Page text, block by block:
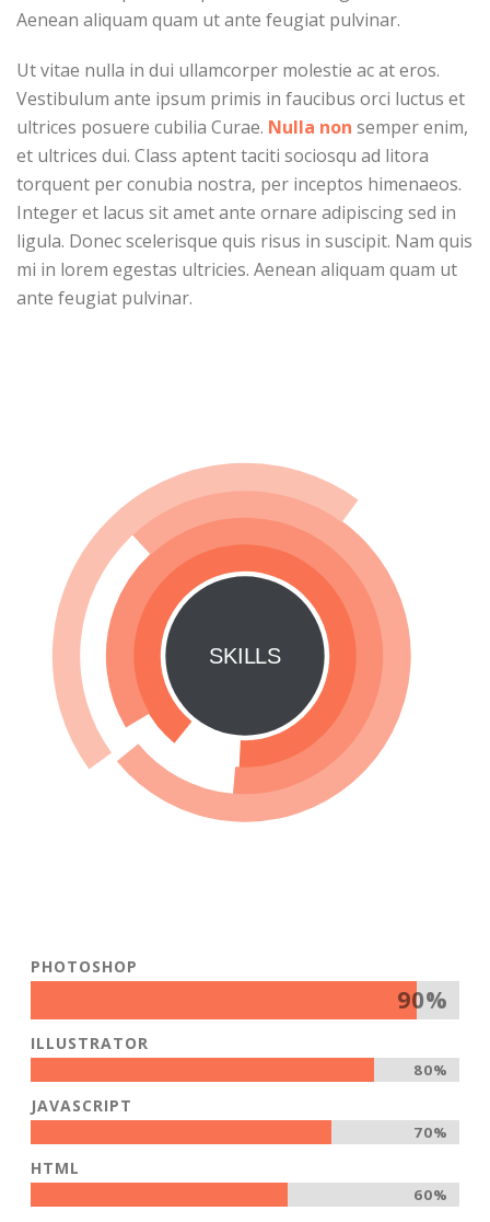
Aenean aliquam quam ut ante feugiat pulvinar.
Ut vitae nulla in dui ullamcorper molestie ac at eros.
Vestibulum ante ipsum primis in faucibus orci luctus et
ultrices posuere cubilia Curae. Nulla non semper enim,
et ultrices dui. Class aptent taciti sociosqu ad litora
torquent per conubia nostra, per inceptos himenaeos.
Integer et lacus sit amet ante ornare adipiscing sed in
ligula. Donec scelerisque quis risus in suscipit. Nam quis
mi in lorem egestas ultricies. Aenean aliquam quam ut
ante feugiat pulvinar.
SKILLS
PHOTOSHOP
90%
ILLUSTRATOR
80%
JAVASCRIPT
70%
HTML
60%